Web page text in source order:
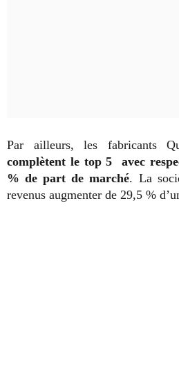
Par ailleurs, les fabricants
complètent le top 5 avec
% de part de marché. La
revenus augmenter de 29,5 %